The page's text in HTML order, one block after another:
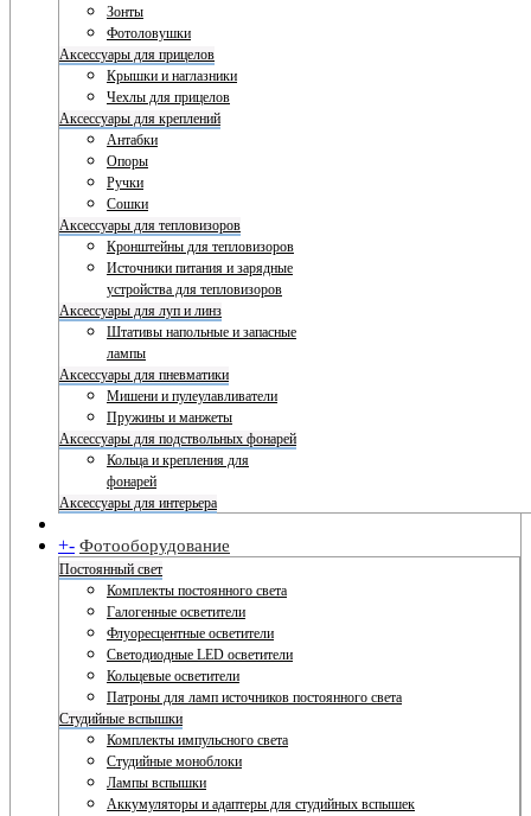
Зонты
Фотоловушки
Аксессуары для прицелов
Крышки и наглазники
Чехлы для прицелов
Аксессуары для креплений
Антабки
Опоры
Ручки
Сошки
Аксессуары для тепловизоров
Кронштейны для тепловизоров
Источники питания и зарядные
устройства для тепловизоров
Аксессуары для луп и линз
Штативы напольные и запасные
лампы
Аксессуары для пневматики
Мишени и пулеулавливатели
Пружины и манжеты
Аксессуары для подствольных фонарей
Кольца и крепления для
фонарей
Аксессуары для интерьера
+- Фотооборудование
Постоянный свет
Комплекты постоянного света
Галогенные осветители
Флуоресцентные осветители
Светодиодные LED осветители
Кольцевые осветители
Патроны для ламп источников постоянного света
Студийные вспышки
Комплекты импульсного света
Студийные моноблоки
Лампы вспышки
Аккумуляторы и адаптеры для студийных вспышек